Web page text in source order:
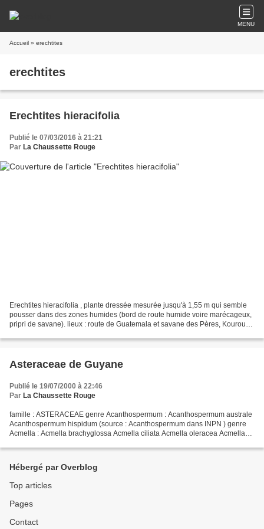
MENU
Accueil » erechtites
erechtites
Erechtites hieracifolia
Publié le 07/03/2016 à 21:21
Par La Chaussette Rouge
Erechtites hieracifolia , plante dressée mesurée jusqu'à 1,55 m qui semble
pousser dans des zones humides (bord de route humide voire marécageux,
pripri de savane). lieux : route de Guatemala et savane des Pères, Kourou
Asteraceae de Guyane
Publié le 19/07/2000 à 22:46
Par La Chaussette Rouge
famille : ASTERACEAE genre Acanthospermum : Acanthospermum australe
Acanthospermum hispidum (source : Acanthospermum dans INPN ) genre
Acmella : Acmella brachyglossa Acmella ciliata Acmella oleracea Acmella
Hébergé par Overblog
Top articles
Pages
Contact